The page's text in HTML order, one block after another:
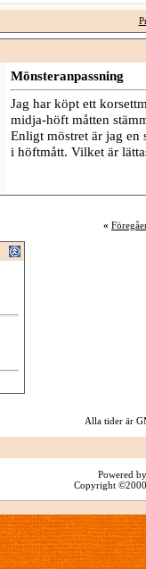
Mönsteranpassning
Jag har köpt ett
midja-höft måtten
Enligt möstret är jag en
i höftmått. Vilket är
«
Alla tider är
Powered
Copyright